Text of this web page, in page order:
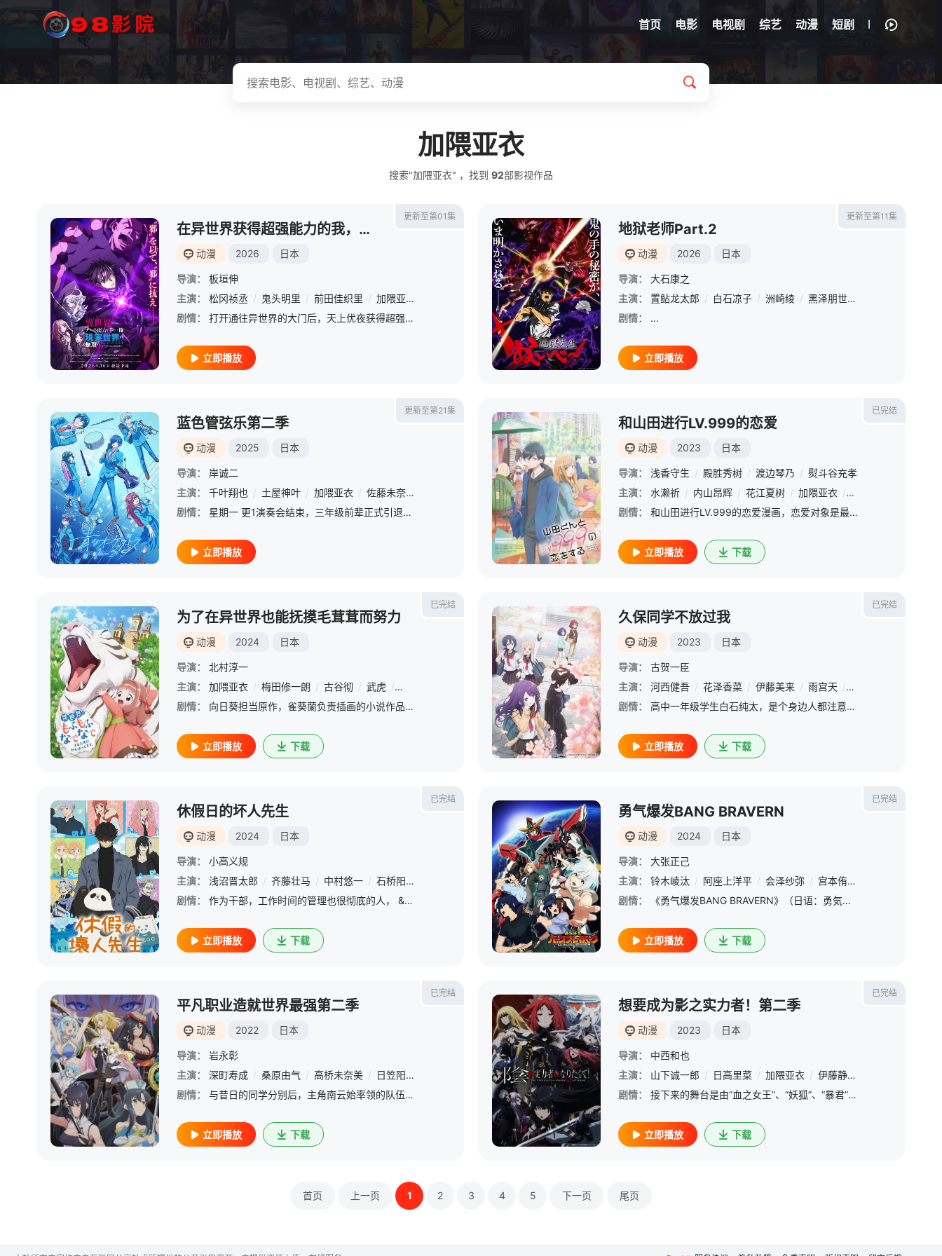
首页 电影 电视剧 综艺 动漫 短剧
加隈亚衣
搜索"加隈亚衣" ，找到 92部影视作品
更新至第01集
在异世界获得超强能力的我，在现实世界照样无敌～等级提升改变人生命运～ SP
动漫 2026 日本
导演：
板垣伸
主演：
松冈祯丞 / 鬼头明里 / 前田佳织里 / 加隈亚衣 东山奈央 / 井上和彦 / 井口裕香
剧情：
打开通往异世界的大门后，天上优夜获得超强能力，脱胎换骨变成完美无缺的少年。在两个世界往返的他，「无自觉的外挂能力」愈来愈强大──!? &amp;nbsp; &amp;nbsp; &amp;nbsp; &amp;nbsp; &amp;nbsp
立即播放
更新至第11集
地狱老师Part.2
动漫 2026 日本
导演：
大石康之
主演：
置鲇龙太郎 / 白石凉子 / 洲崎绫 / 黑泽朋世 /
剧情：
...
立即播放
更新至第21集
蓝色管弦乐第二季
动漫 2025 日本
导演：
岸诚二
主演：
千叶翔也 / 土屋神叶 / 加隈亚衣 / 佐藤未奈子 / 浅沼晋太郎 / 榎木淳弥 小原好美 / 前田佳织里 / 福岛润 / 安济知佳 / 青木瑠璃子
剧情：
星期一 更1演奏会结束，三年级前辈正式引退，社团开始了换届。 &amp;nbsp; &amp;nbsp; &amp;nbsp; &amp;nbsp; &amp;nbsp; &amp;nbsp; &amp;nbsp; &amp;nbsp; &amp;nbsp; &amp;nbsp;
立即播放
已完结
和山田进行LV.999的恋爱
动漫 2023 日本
导演： 浅香守生 / 殿胜秀树 / 渡边琴乃 / 熨斗谷充孝
主演：
水濑祈 / 内山昂辉 / 花江夏树 / 加隈亚衣 / 大西沙织
剧情：
和山田进行LV.999的恋爱漫画，恋爱对象是最终boss级！？攻略男子高中生玩家！
立即播放 下载
已完结
为了在异世界也能抚摸毛茸茸而努力
动漫 2024 日本
导演：
北村淳一
主演：
加隈亚衣 / 梅田修一朗 / 古谷彻 / 武虎 / 大河元气 三木真一郎 / 乃村健次 / 前野智昭 岩田阳葵 / 中村源太 / 市道真央 / 田丸笃志
剧情：
向日葵担当原作，雀葵蘭负责插画的小说作品《为了在异世界也能抚摸毛茸茸而努力。》（異世界でもふもふなでなでするためにがんばってます。）宣布动画化企划进行中，漫画作者高上優里子同时发表贺图。详情待后续发表
立即播放 下载
已完结
久保同学不放过我
动漫 2023 日本
导演：
古贺一臣
主演：
河西健吾 / 花泽香菜 / 伊藤美来 / 雨宫天 / 加隈亚衣
剧情：
高中一年级学生白石纯太，是个身边人都注意不到的角色。是个即使去拍了集体照也不会被发现最后还得被P上去的毫无存在感的“路人”男孩。 &amp;nbsp; &amp;nbsp; &amp;nbsp; &amp;nbsp; &amp;nbsp;
立即播放 下载
已完结
休假日的坏人先生
动漫 2024 日本
导演：
小高义规
主演：
浅沼晋太郎 / 齐藤壮马 / 中村悠一 / 石桥阳彩 加隈亚衣 / 山村响 / 梅原裕一郎 / 东山奈央 / 河西健吾 / 坂本真绫
剧情：
作为干部，工作时间的管理也很彻底的人， &amp;nbsp; &amp;nbsp; &amp;nbsp; &amp;nbsp; &amp;nbsp; &amp;nbsp; &amp;nbsp; &amp;nbsp; &amp;nbsp; &amp;nbsp; &amp;nbsp; &amp;nb
立即播放 下载
已完结
勇气爆发BANG BRAVERN
动漫 2024 日本
导演：
大张正己
主演：
铃木崚汰 / 阿座上洋平 / 会泽纱弥 / 宫本侑芽
剧情：
《勇气爆发BANG BRAVERN》（日语：勇気爆発バーンブレイバーン）是由CygamesPictures制作的一部原创动画，于2024年1月11日播出。2023年5月29日宣布动画制作决定。2023
立即播放 下载
已完结
平凡职业造就世界最强第二季
动漫 2022 日本
导演：
岩永彰
主演：
深町寿成 / 桑原由气 / 高桥未奈美 / 日笠阳子 花守由美里 / 加隈亚衣 / 柿原彻也 /
白石稔
剧情：
与昔日的同学分别后，主角南云始率领的队伍前往大迷宫获得新的神之魔法。一个突破各种考验，稳步强化回归原始世界的队伍。 然而，在幕后，恶魔们也表现出了令人不安的动作。一个影子潜入王都和一个神秘的人死亡。杀
立即播放 下载
已完结
想要成为影之实力者！第二季
动漫 2023 日本
导演：
中西和也
主演：
山下诚一郎 / 日高里菜 / 加隈亚衣 / 伊藤静 /
剧情：
接下来的舞台是由“血之女王”、“妖狐”、“暴君”三势力统治的无法都市。 &amp;nbsp; &amp;nbsp; &amp;nbsp; &amp;nbsp; &amp;nbsp; &amp;nbsp; &amp;nbsp; &amp;nbsp; &amp;nbsp; &amp;
立即播放 下载
首页 上一页 1 2 3 4 5 下一页 尾页